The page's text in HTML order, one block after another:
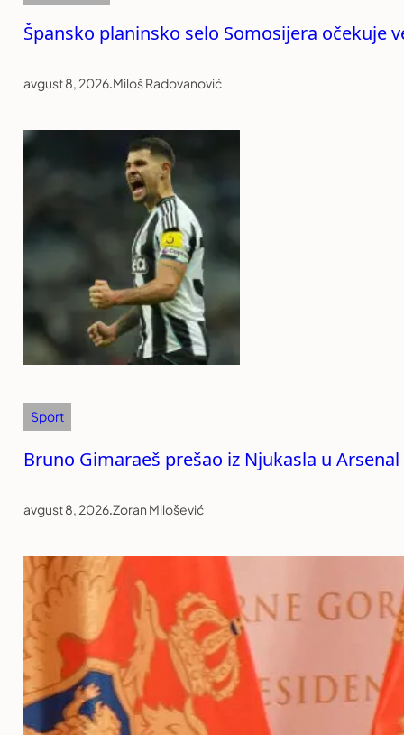
Špansko planinsko selo Somosijera očekuje
avgust 8, 2026.Miloš Radovanović
Sport
Bruno Gimaraeš prešao iz Njukasla u Arsenal
avgust 8, 2026.Zoran Milošević